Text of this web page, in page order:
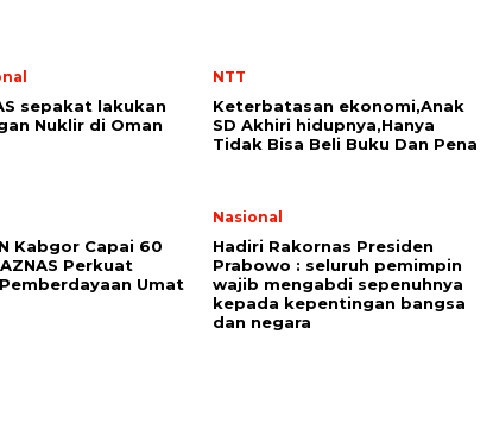
sepakat lakukan
Nuklir di Oman
NTT
Keterbatasan ekonomi,Anak
SD Akhiri hidupnya,Hanya
Tidak Bisa Beli Buku Dan Pena
Kabgor Capai 60
Perkuat
Umat
Nasional
Hadiri Rakornas Presiden
Prabowo : seluruh pemimpin
wajib mengabdi sepenuhnya
kepada kepentingan bangsa
dan negara